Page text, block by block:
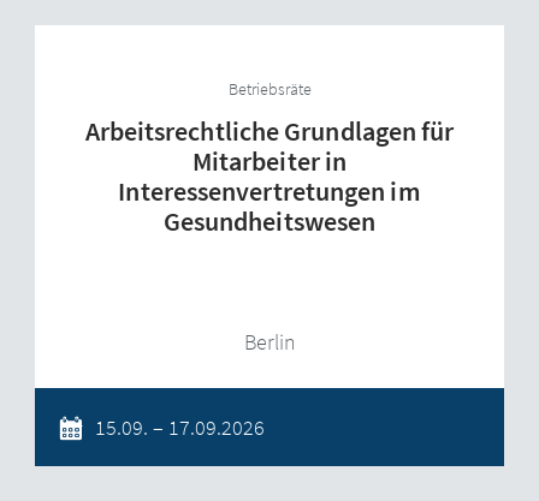
Betriebsräte
Arbeitsrechtliche Grundlagen für
Mitarbeiter in
Interessenvertretungen im
Gesundheitswesen
Berlin
15.09. – 17.09.2026